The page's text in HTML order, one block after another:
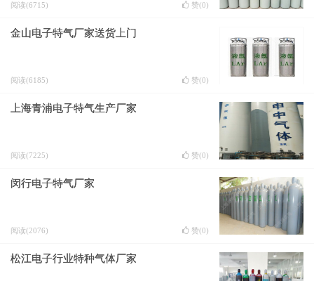
阅读(6715) 赞(0)
金山电子特气厂家送货上门
阅读(6185) 赞(0)
上海青浦电子特气生产厂家
阅读(7225) 赞(0)
闵行电子特气厂家
阅读(2076) 赞(0)
松江电子行业特种气体厂家